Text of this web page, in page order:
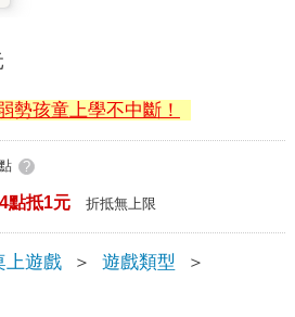
勢孩童上學不中斷！
?
點抵1元 折抵無上限
上遊戲 ＞ 遊戲類型
＞